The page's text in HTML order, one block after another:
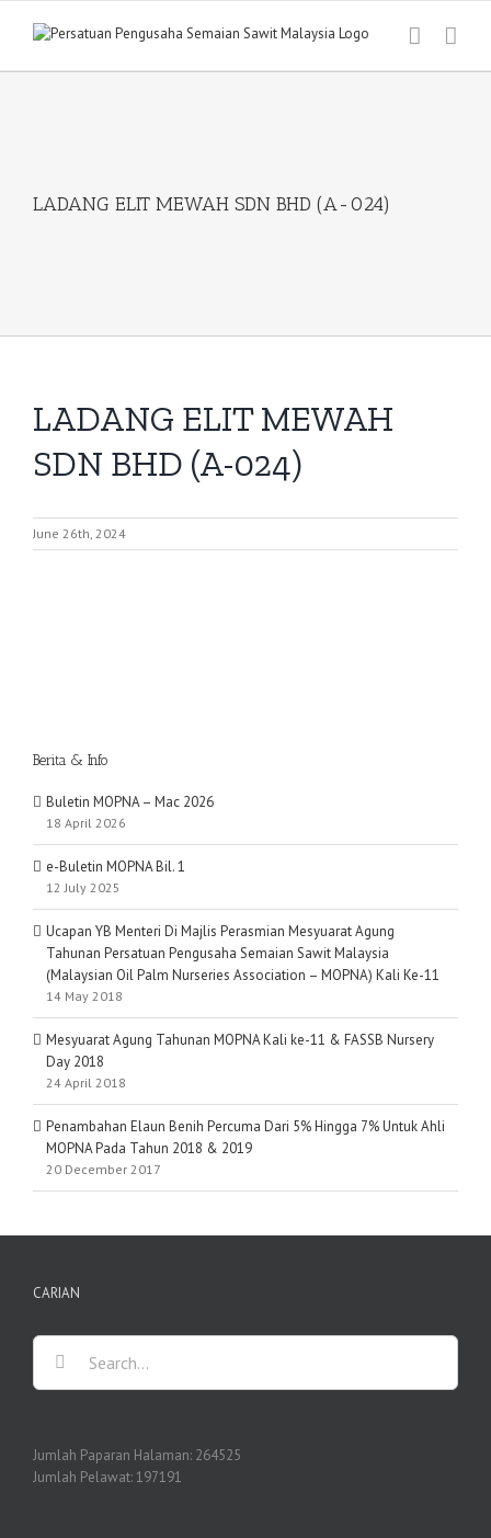
LADANG ELIT MEWAH SDN BHD (A-024)
LADANG ELIT MEWAH
SDN BHD (A-024)
June 26th, 2024
Berita & Info
Buletin MOPNA – Mac 2026
18 April 2026
e-Buletin MOPNA Bil. 1
12 July 2025
Ucapan YB Menteri Di Majlis Perasmian Mesyuarat Agung
Tahunan Persatuan Pengusaha Semaian Sawit Malaysia
(Malaysian Oil Palm Nurseries Association – MOPNA) Kali Ke-11
14 May 2018
Mesyuarat Agung Tahunan MOPNA Kali ke-11 & FASSB Nursery
Day 2018
24 April 2018
Penambahan Elaun Benih Percuma Dari 5% Hingga 7% Untuk Ahli
MOPNA Pada Tahun 2018 & 2019
20 December 2017
CARIAN
Search
Jumlah Paparan Halaman: 264525
Jumlah Pelawat:197191